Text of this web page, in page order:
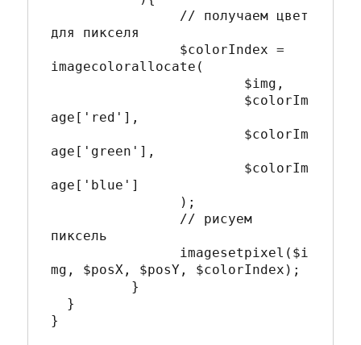
для пикселя
imagecolorallocate(
age['red'],
age['green'],
age['blue']
пиксель
mg, $posX, $posY, $colorIndex);
}